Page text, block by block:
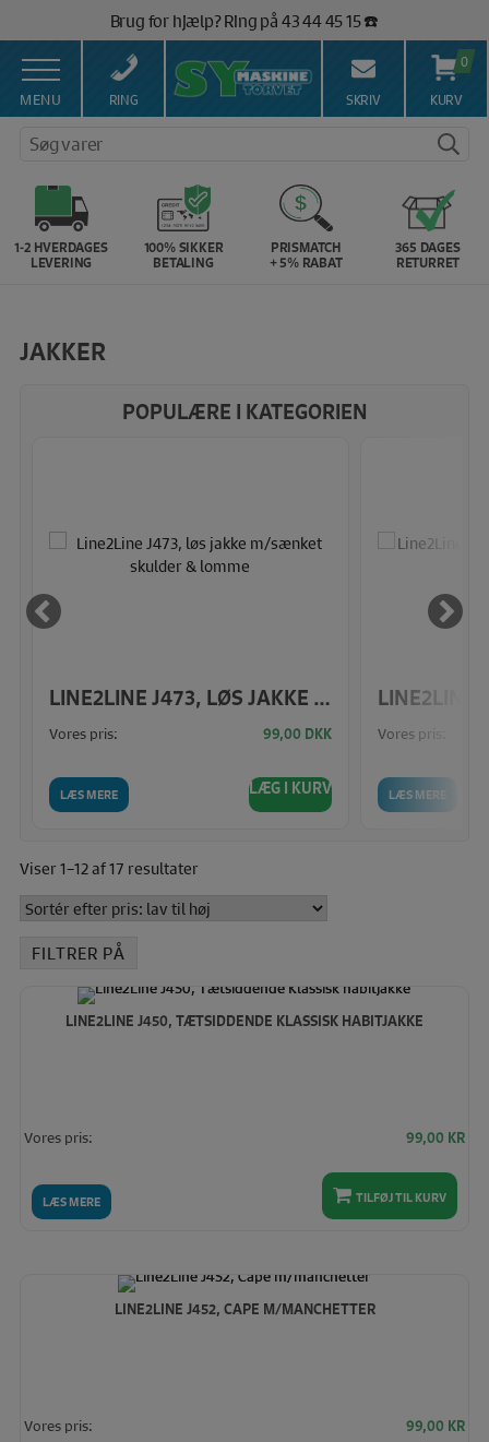
indholdet
Brug for hjælp? Ring på 43 44 45 15 ☎️
Vi matcher alle danske priser 💰
MENU RING SKRIV
0
KURV
Søg varer
1-2 HVERDAGES
LEVERING
100% SIKKER
BETALING
PRISMATCH
+ 5% RABAT
365 DAGES
RETURRET
JAKKER
POPULÆRE I KATEGORIEN
LINE2LINE J473, LØS JAKKE M/SÆNKET SKULDER & LOMME
Vores pris: 99,00 DKK
LÆS MERE LÆG I KURV
Vores pris:
LÆS MERE
Viser 1–12 af 17 resultaterSorteret
pris:
FILTRER PÅ
LINE2LINE J450, TÆTSIDDENDE KLASSISK HABITJAKKE
LÆS MERE
Vores pris: 99,00 KR
TILFØJ TIL KURV
LINE2LINE J452, CAPE M/MANCHETTER
Vores pris: 99,00 KR